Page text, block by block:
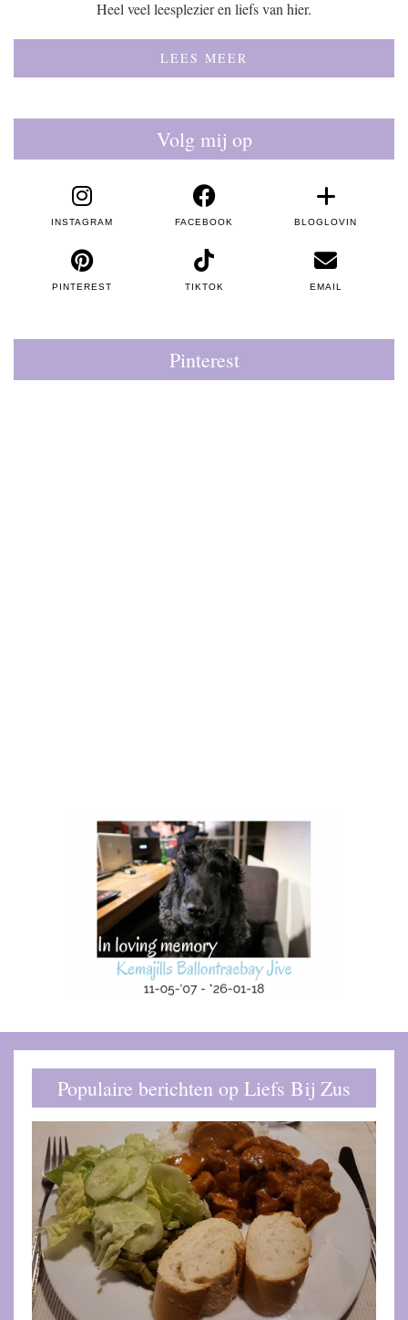
Heel veel leesplezier en liefs van hier.
LEES MEER
Volg mij op
INSTAGRAM FACEBOOK BLOGLOVIN
PINTEREST TIKTOK EMAIL
Pinterest
Populaire berichten op Liefs Bij Zus